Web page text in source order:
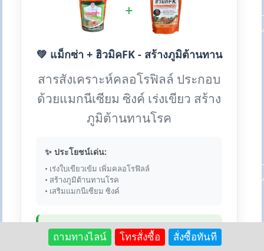
+
💚 แม็กซ่า + ฮิวมิคFK - สร้างภูมิต้านทาน
สารสังเคราะห์คลอโรฟิลล์ ประกอบ
ด้วยแมกนีเซียม ซิงค์ เร่งเขียว สร้าง
ภูมิต้านทานโรค
✨ ประโยชน์เด่น:
• เร่งใบเขียวเข้ม เพิ่มคลอโรฟิลล์
• สร้างภูมิต้านทานโรค
• เสริมแมกนีเซียม ซิงค์
💎 เหตุผลที่ใช้คู่กัน:
ฮิวมิคช่วยเพิ่มการดูดซับแมกนีเซียมและซิงค์ ทำให้ใบ
ถามทางไลน์ โทรสั่งซื้อ สั่งซื้อทันที